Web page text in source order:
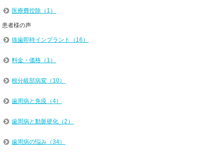
医療費控除（1）
患者様の声
抜歯即時インプラント（16）
料金・価格（1）
根分岐部病変（10）
歯周病と免疫（4）
歯周病と動脈硬化（2）
歯周病の悩み（34）